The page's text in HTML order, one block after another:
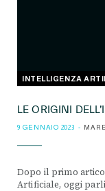
INTELLIGENZA
LE ORIGINI
9 GENNAIO 2023
Dopo il primo
Artificiale, oggi